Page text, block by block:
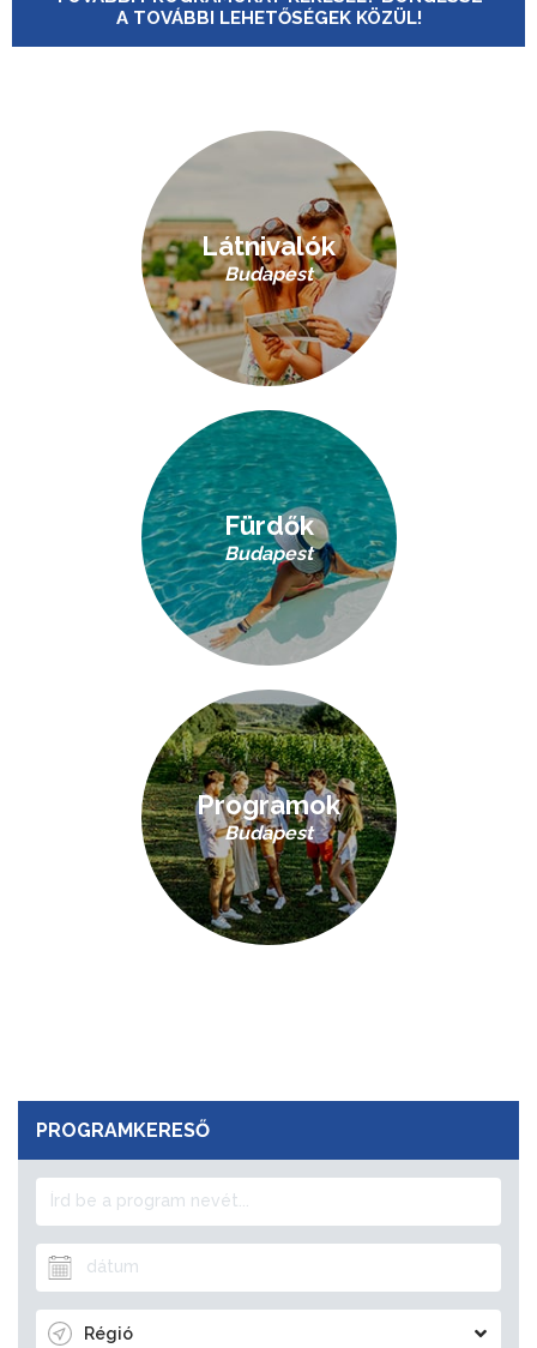
A TOVÁBBI LEHETŐSÉGEK KÖZÜL!
Látnivalók
Budapest
Fürdők
Budapest
Programok
Budapest
PROGRAMKERESŐ
Régió